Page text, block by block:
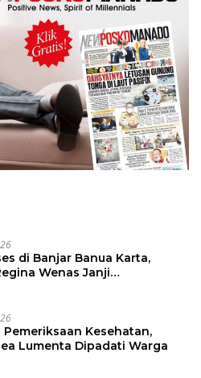
di Banjar Banua Karta,
Wenas Janji
Pemeriksaan Kesehatan,
Lumenta Dipadati Warga